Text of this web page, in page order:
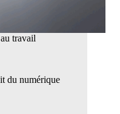
travail
du numérique